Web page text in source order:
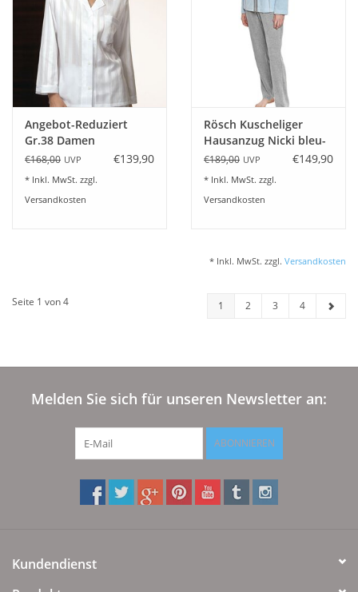
Angebot-Reduziert
Gr.38 Damen
Schlafanzug Celine 1/1
€168,00 UVP €139,90
* Inkl. MwSt. zzgl.
Versandkosten
Rösch Kuscheliger
Hausanzug Nicki bleu-
grey
€189,00 UVP €149,90
* Inkl. MwSt. zzgl.
Versandkosten
* Inkl. MwSt. zzgl. Versandkosten
Seite 1 von 4 1 2 3 4
Melden Sie sich für unseren Newsletter an:
ABONNIEREN
Kundendienst